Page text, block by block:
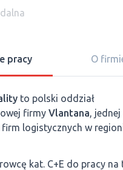
pracy O
to polski oddział
firmy Vlantana, jednej
firm logistycznych w
kat. C+E do pracy na